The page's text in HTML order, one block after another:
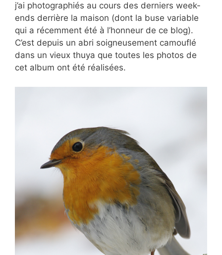
j’ai photographiés au cours des derniers week-
ends derrière la maison (dont la buse variable
qui a récemment été à l’honneur de ce blog).
C’est depuis un abri soigneusement camouflé
dans un vieux thuya que toutes les photos de
cet album ont été réalisées.